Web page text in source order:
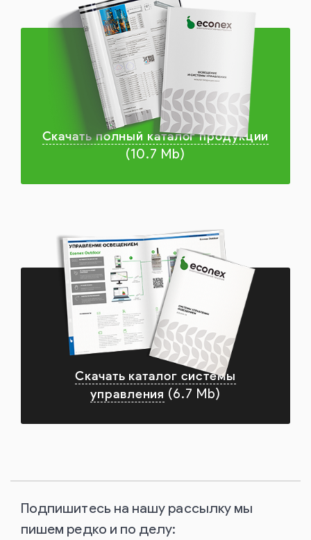
Скачать полный каталог продукции
(10.7 Mb)
Скачать каталог системы
управления (6.7 Mb)
Подпишитесь на нашу рассылку мы
пишем редко и по делу: